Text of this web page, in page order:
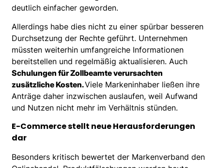
deutlich einfacher geworden.
Allerdings habe dies nicht zu einer spürbar besseren
Durchsetzung der Rechte geführt. Unternehmen
müssten weiterhin umfangreiche Informationen
bereitstellen und regelmäßig aktualisieren. Auch
Schulungen für Zollbeamte verursachten
zusätzliche Kosten.Viele Markeninhaber ließen ihre
Anträge daher inzwischen auslaufen, weil Aufwand
und Nutzen nicht mehr im Verhältnis stünden.
E-Commerce stellt neue Herausforderungen
dar
Besonders kritisch bewertet der Markenverband den